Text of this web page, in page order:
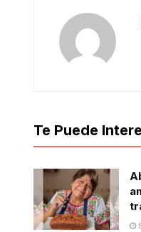
Te Puede